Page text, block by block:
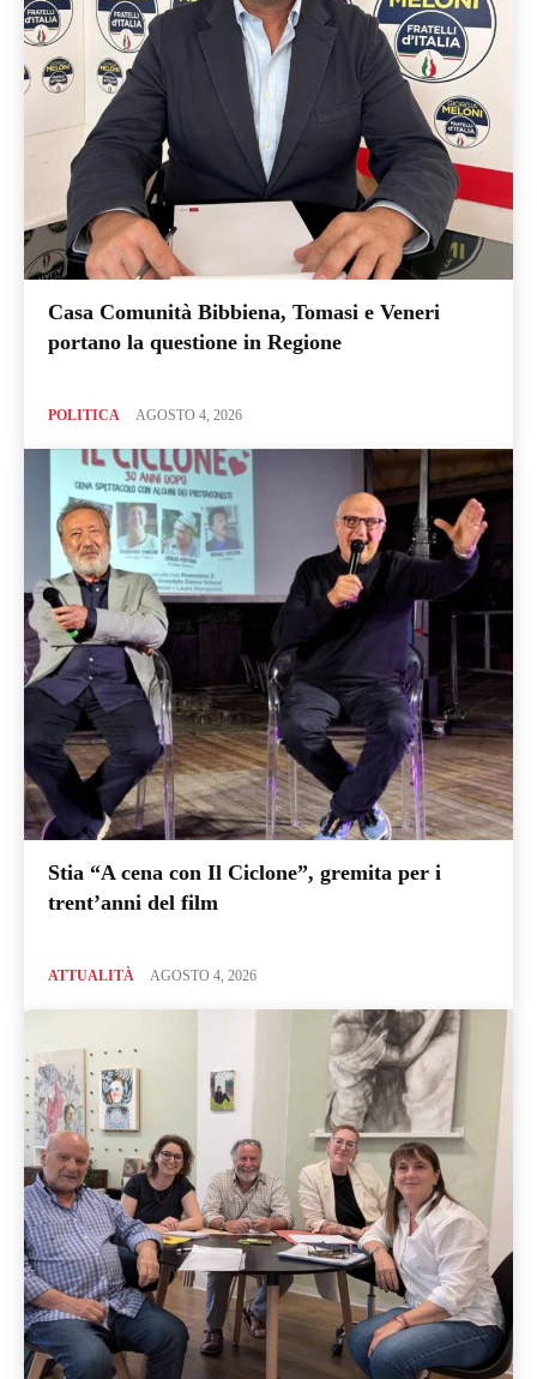
Casa Comunità Bibbiena, Tomasi e Veneri
portano la questione in Regione
POLITICA AGOSTO 4, 2026
Stia “A cena con Il Ciclone”, gremita per i
trent’anni del film
ATTUALITÀ AGOSTO 4, 2026